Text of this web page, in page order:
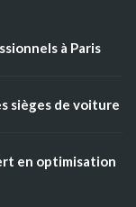
à Paris
sièges de voiture
en optimisation